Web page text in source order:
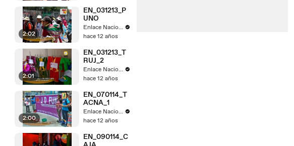
2:02
EN_031213_P
UNO
Enlace Nacional
hace 12 años
2:01
EN_031213_T
RUJ_2
Enlace Nacional
hace 12 años
2:00
EN_070114_T
ACNA_1
Enlace Nacional
hace 12 años
EN_090114_C